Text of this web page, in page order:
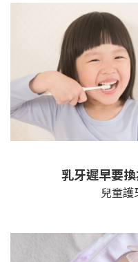
乳牙遲早要
兒童